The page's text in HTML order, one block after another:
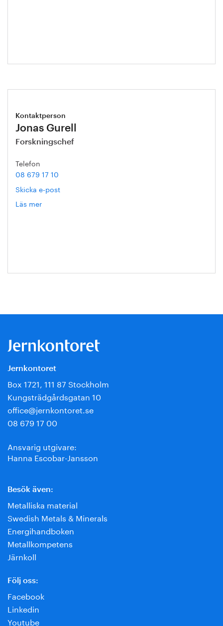
Kontaktperson
Jonas Gurell
Forskningschef
Telefon
08 679 17 10
Skicka e-post
Läs mer
Jernkontoret
Box 1721, 111 87 Stockholm
Kungsträdgårdsgatan 10
office@jernkontoret.se
08 679 17 00
Ansvarig utgivare:
Hanna Escobar-Jansson
Besök även:
Metalliska material
Swedish Metals & Minerals
Energihandboken
Metallkompetens
Järnkoll
Följ oss:
Facebook
Linkedin
Youtube